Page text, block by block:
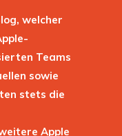
welcher
Teams
sowie
stets die
Apple